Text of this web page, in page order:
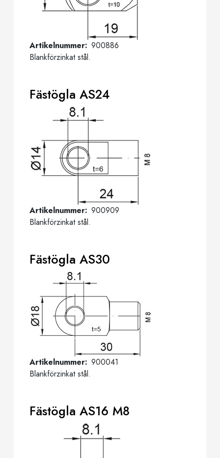
Artikelnummer 900886
Blankförzinkat stål.
Fästögla AS24
Artikelnummer 900909
Blankförzinkat stål.
Fästögla AS30
Artikelnummer 900041
Blankförzinkat stål.
Fästögla AS16 M8